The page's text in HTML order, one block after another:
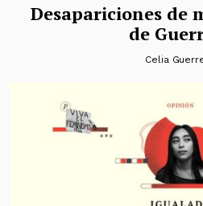
Desapariciones de
de
Celia